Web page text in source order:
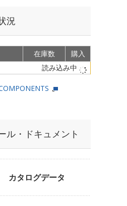
況
在庫数
購入
読み込み中
ル・ドキュメント
カタログデータ